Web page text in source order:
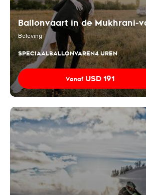
Ballonvaart in de Mukhrani-
Beleving
SPECIAALBALLONVAREN4 UREN
Vanaf USD 191